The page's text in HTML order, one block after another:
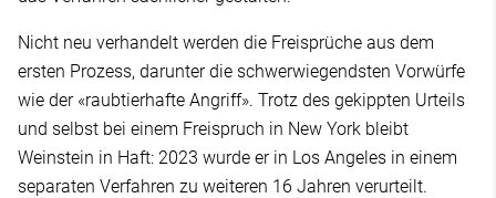
Nicht neu verhandelt werden die Freisprüche aus dem
ersten Prozess, darunter die schwerwiegendsten Vorwürfe
wie der «raubtierhafte Angriff». Trotz des gekippten Urteils
und selbst bei einem Freispruch in New York bleibt
Weinstein in Haft: 2023 wurde er in Los Angeles in einem
separaten Verfahren zu weiteren 16 Jahren verurteilt.